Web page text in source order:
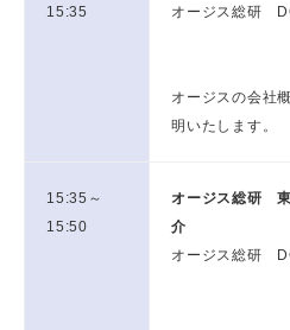
15:35
オージス総研
オージスの会社
明いたします。
15:35～
15:50
オージス総研
介
オージス総研